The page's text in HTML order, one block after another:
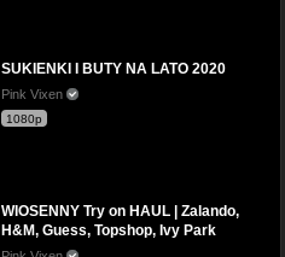
SUKIENKI I BUTY NA LATO 2020
Pink Vixen
1080p
WIOSENNY Try on HAUL | Zalando,
H&M, Guess, Topshop, Ivy Park